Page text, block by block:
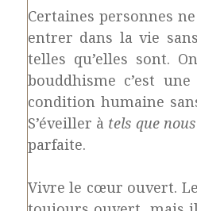
Certaines personnes
entrer dans la vie
telles qu’elles sont.
bouddhisme c’est
condition humaine
S’éveiller à tels que
parfaite.
Vivre le cœur ouvert.